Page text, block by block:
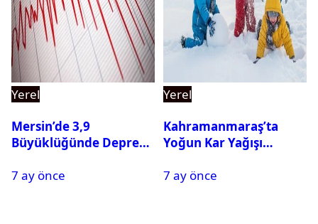
Yerel
Mersin’de 3,9
Büyüklüğünde Deprem
7 ay önce
Yerel
Kahramanmaraş’ta
Yoğun Kar Yağışı
Tatil
7 ay önce